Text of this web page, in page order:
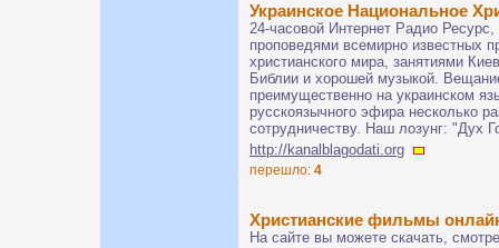
Украинское Национальное
24-часовой Интернет Радио
проповедями всемирно известных
христианского мира, занятиями
Библии и хорошей музыкой.
преимущественно на украинском
русскоязычного эфира несколько
сотрудничеству. Наш лозунг: "Дух
http://kanalblagodati.org
перешло: 4
Христианские фильмы
На сайте вы можете скачать,